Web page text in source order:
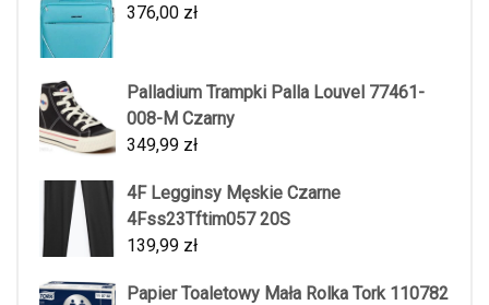
376,00 zł
Palladium Trampki Palla Louvel 77461-
008-M Czarny
349,99 zł
4F Legginsy Męskie Czarne
4Fss23Tftim057 20S
139,99 zł
Papier Toaletowy Mała Rolka Tork 110782